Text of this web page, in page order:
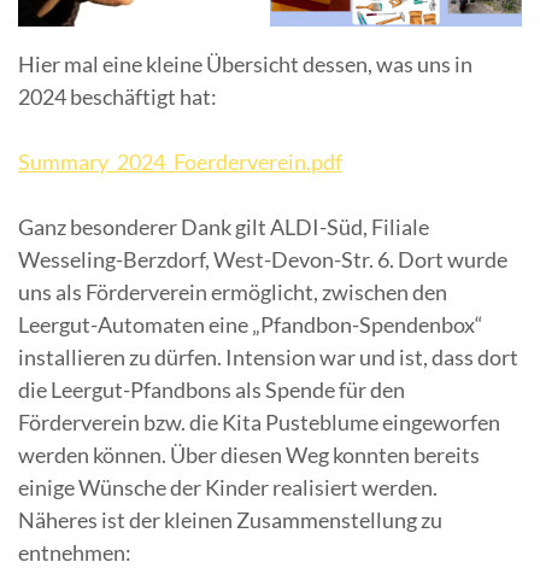
Hier mal eine kleine Übersicht dessen, was uns in
2024 beschäftigt hat:
Summary_2024_Foerderverein.pdf
Ganz besonderer Dank gilt ALDI-Süd, Filiale
Wesseling-Berzdorf, West-Devon-Str. 6. Dort wurde
uns als Förderverein ermöglicht, zwischen den
Leergut-Automaten eine „Pfandbon-Spendenbox“
installieren zu dürfen. Intension war und ist, dass dort
die Leergut-Pfandbons als Spende für den
Förderverein bzw. die Kita Pusteblume eingeworfen
werden können. Über diesen Weg konnten bereits
einige Wünsche der Kinder realisiert werden.
Näheres ist der kleinen Zusammenstellung zu
entnehmen: